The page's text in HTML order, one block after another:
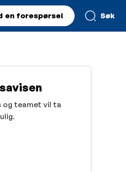
en forespørsel Søk
og teamet vil ta